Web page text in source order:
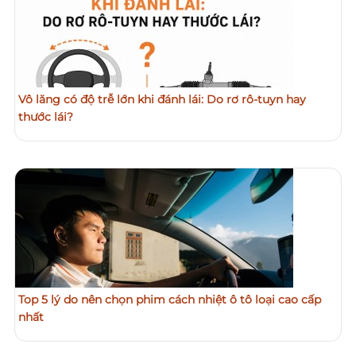
Vô lăng có độ trễ lớn khi đánh lái: Do rơ rô-tuyn hay
thước lái?
Top 5 lý do nên chọn phim cách nhiệt ô tô loại cao cấp
nhất